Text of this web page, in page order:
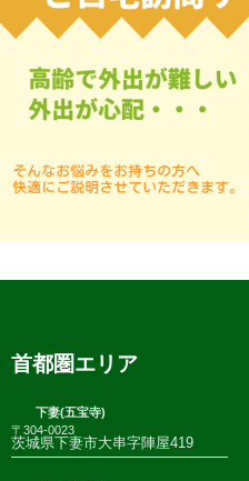
首都圏エリア
下妻(五宝寺)
〒304-0023
茨城県下妻市大串字陣屋419